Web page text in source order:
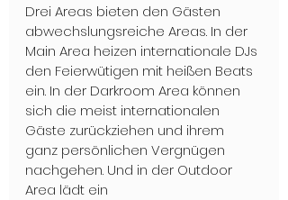
Drei Areas bieten den Gästen
abwechslungsreiche Areas. In der
Main Area heizen internationale DJs
den Feierwütigen mit heißen Beats
ein. In der Darkroom Area können
sich die meist internationalen
Gäste zurückziehen und ihrem
ganz persönlichen Vergnügen
nachgehen. Und in der Outdoor
Area lädt ein